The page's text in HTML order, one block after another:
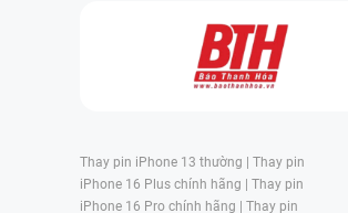
Thay pin iPhone 13 thường | Thay pin
iPhone 16 Plus chính hãng | Thay pin
iPhone 16 Pro chính hãng | Thay pin